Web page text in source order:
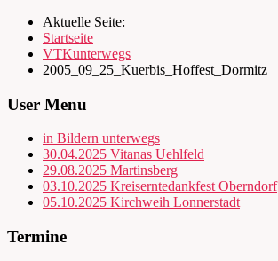
Aktuelle Seite:
Startseite
VTKunterwegs
2005_09_25_Kuerbis_Hoffest_Dormitz
User Menu
in Bildern unterwegs
30.04.2025 Vitanas Uehlfeld
29.08.2025 Martinsberg
03.10.2025 Kreiserntedankfest Oberndorf
05.10.2025 Kirchweih Lonnerstadt
Termine